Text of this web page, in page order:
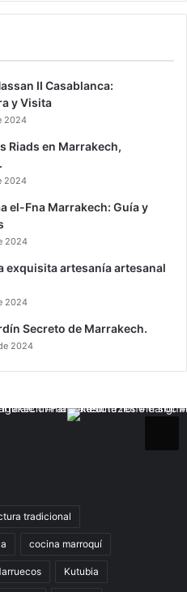
II Casablanca:
y Visita
2024
Riads en Marrakech,
2024
el-Fna Marrakech: Guía y
2024
exquisita artesanía artesanal
2024
Secreto de Marrakech.
2024
tradicional
cocina marroquí
Kutubia